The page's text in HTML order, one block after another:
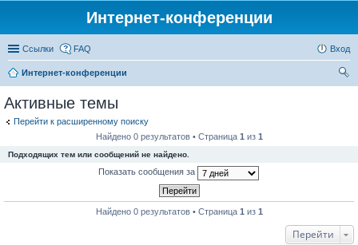
Интернет-конференции
Ссылки FAQ Вход
Интернет-конференции
Активные темы
Перейти к расширенному поиску
Найдено 0 результатов • Страница 1 из 1
Подходящих тем или сообщений не найдено.
Показать сообщения за
Найдено 0 результатов • Страница 1 из 1
Перейти